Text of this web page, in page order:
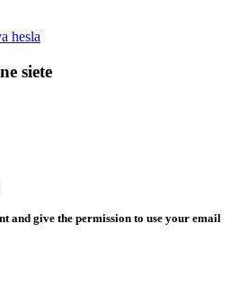
hesla
siete
and give the permission to use your email